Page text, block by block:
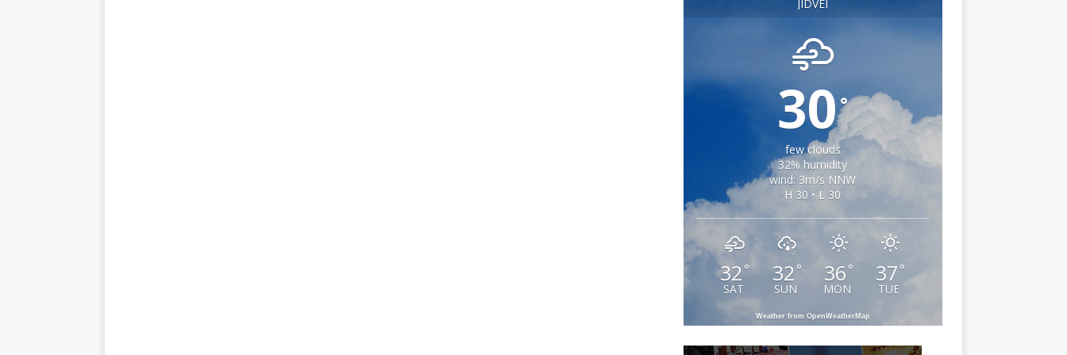
JIDVEI
30°
few clouds
32% humidity
wind: 3m/s NNW
H 30 • L 30
32 °
SAT
32 °
SUN
36 °
MON
37 °
TUE
Weather from OpenWeatherMap